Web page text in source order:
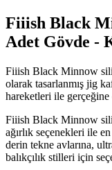
Fiiish Black
Adet Gövde -
Fiiish Black Minnow
olarak tasarlanmış jig
hareketleri ile
Fiiish Black Minnow
ağırlık seçenekleri ile
derin tekne avlarına,
balıkçılık stilleri için